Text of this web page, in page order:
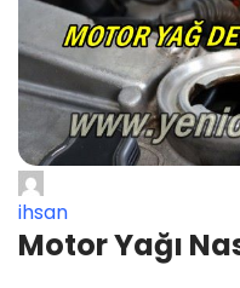
ihsan
Motor Yağı